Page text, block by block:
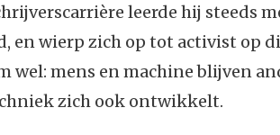
leerde hij steeds
en wierp zich op tot activist op
wel: mens en machine blijven
zich ook ontwikkelt.